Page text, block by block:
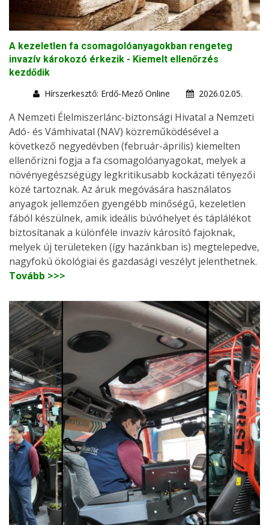
A kezeletlen fa csomagolóanyagokban rengeteg
invazív károkozó érkezik - Kiemelt ellenőrzés
kezdődik
Hírszerkesztő: Erdő-Mező Online
2026.02.05.
A Nemzeti Élelmiszerlánc-biztonsági Hivatal a Nemzeti
Adó- és Vámhivatal (NAV) közreműködésével a
következő negyedévben (február-április) kiemelten
ellenőrizni fogja a fa csomagolóanyagokat, melyek a
növényegészségügy legkritikusabb kockázati tényezői
közé tartoznak. Az áruk megóvására használatos
anyagok jellemzően gyengébb minőségű, kezeletlen
fából készülnek, amik ideális búvóhelyet és táplálékot
biztosítanak a különféle invazív károsító fajoknak,
melyek új területeken (így hazánkban is) megtelepedve,
nagyfokú ökológiai és gazdasági veszélyt jelenthetnek.
Tovább >>>